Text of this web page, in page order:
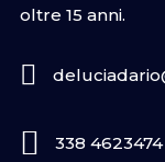
oltre 15 anni.
338 4623474